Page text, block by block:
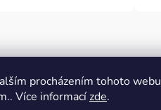
procházením tohoto webu
Více informacízde.
Diskuze